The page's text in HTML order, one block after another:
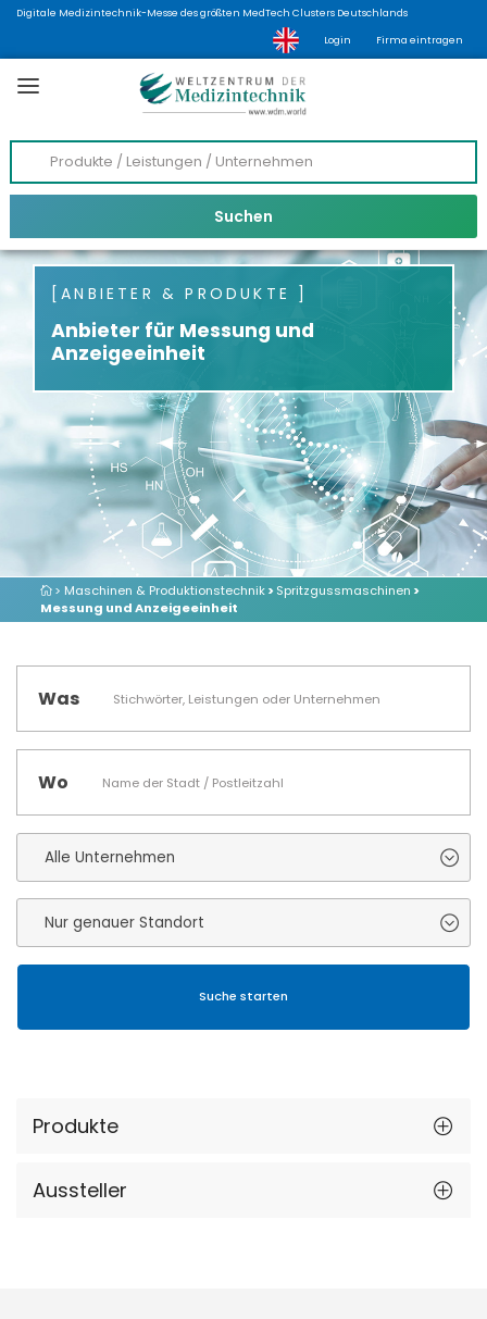
Digitale Medizintechnik-Messe des größten MedTech Clusters Deutschlands
Login Firma eintragen
ANBIETER & PRODUKTE
Anbieter für Messung und
Anzeigeeinheit
> Maschinen & Produktionstechnik>Spritzgussmaschinen >
Messung und Anzeigeeinheit
Was
Wo
Produkte
Aussteller